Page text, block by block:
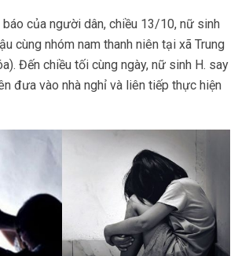
của người dân, chiều 13/10, nữ sinh
cùng nhóm nam thanh niên tại xã Trung
Đến chiều tối cùng ngày, nữ sinh H. say
đưa vào nhà nghỉ và liên tiếp thực hiện